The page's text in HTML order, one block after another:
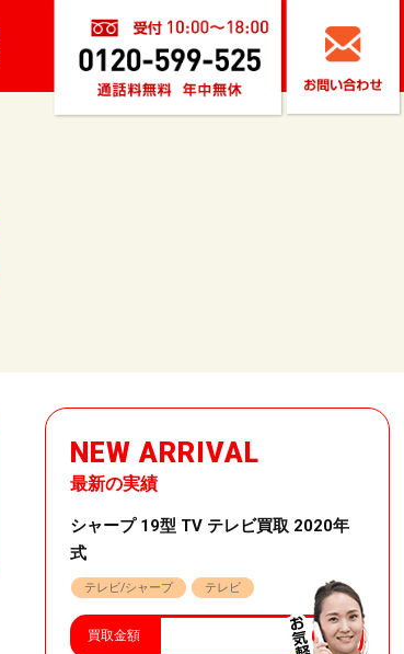
NEW ARRIVAL
最新の実績
シャープ 19型 TV テレビ買取 2020年
式
テレビ/シャープ テレビ
買取金額 3.000